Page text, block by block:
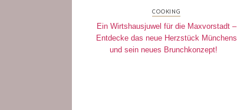
COOKING
Ein Wirtshausjuwel für die Maxvorstadt –
Entdecke das neue Herzstück Münchens
und sein neues Brunchkonzept!